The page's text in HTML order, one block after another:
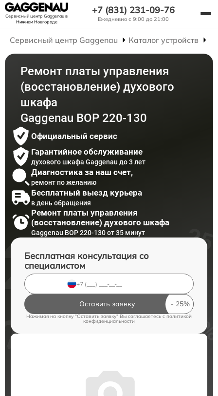
Сервисный центр Gaggenauв
Нижнем Новгороде
+7 (831) 231-09-76
Ежедневно с 9:00 до 21:00
Сервисный центр Gaggenau Каталог устройств
Ремонт платы управления
(восстановление) духового
шкафа
Gaggenau BOP 220-130
Официальный сервис
Гарантийное обслуживание
духового шкафа Gaggenau до 3 лет
Диагностика за наш счет,
ремонт по желанию
Бесплатный выезд курьера
в день обращения
Ремонт платы управления
(восстановление) духового шкафа
Gaggenau BOP 220-130 от 35 минут
Бесплатная консультация со
специалистом
Оставить заявку
Нажимая на кнопку "Оставить заявку" Вы соглашаетесь c политикой
конфиденциальности